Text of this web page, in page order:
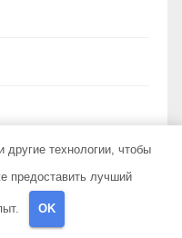
другие технологии, чтобы
предоставить лучший
OK